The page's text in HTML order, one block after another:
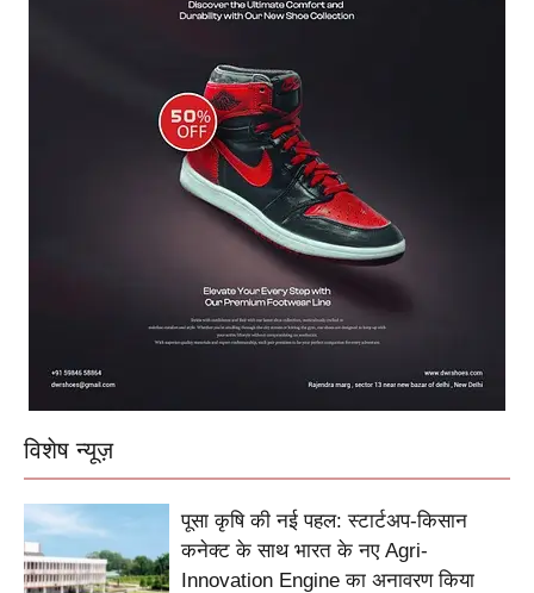
विशेष न्यूज़
पूसा कृषि की नई पहल: स्टार्टअप-किसान
कनेक्ट के साथ भारत के नए Agri-
Innovation Engine का अनावरण किया